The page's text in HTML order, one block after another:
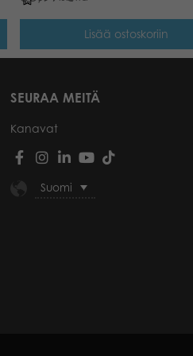
Lisää ostoskoriin
SEURAA MEITÄ
Kanavat
Suomi